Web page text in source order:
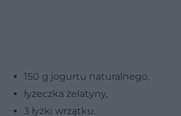
150 g jogurtu naturalnego,
łyżeczka żelatyny,
3 łyżki wrzątku.